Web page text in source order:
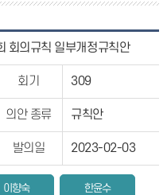
회의규칙 일부개정규칙안
회기 309
의안 종류 규칙안
발의일 2023-02-03
이향숙 한윤수